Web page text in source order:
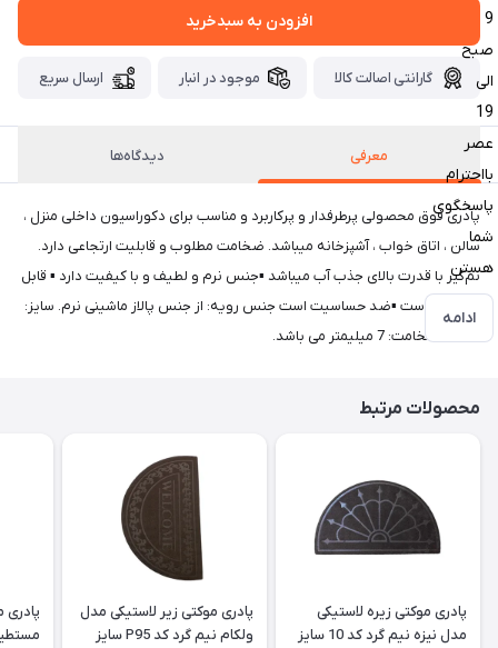
9
صبح
الی
19
عصر
بااحترام
پاسخگوی
شما
هستن
ادامه
افزودن به سبدخرید
گارانتی اصالت کالا موجود در انبار ارسال سریع
معرفی دیدگاه‌ها
پادری فوق محصولی پرطرفدار و پرکاربرد و مناسب برای دکوراسیون داخلی منزل ،
سالن ، اتاق خواب ، آشپزخانه میباشد. ضخامت مطلوب و قابلیت ارتجاعی دارد.
نم‌گیر با قدرت بالای جذب آب میباشد ▪جنس نرم و لطیف و با کیفیت دارد ▪ قابل
شستشو است ▪ضد حساسیت است جنس رویه: از جنس پالاز ماشینی نرم. سایز:
محصولات مرتبط
پادری موکتی زیره لاستیکی
مدل نیزه نیم گرد کد 10 سایز
پادری موکتی زیر لاستیکی مدل
ولکام نیم گرد کد P95 سایز
پادری